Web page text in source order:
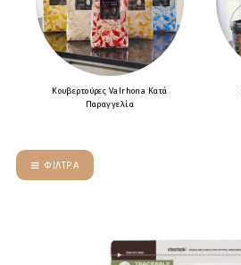
Κουβερτούρες Valrhona Κατά
Παραγγελία
ΦΊΛΤΡΑ